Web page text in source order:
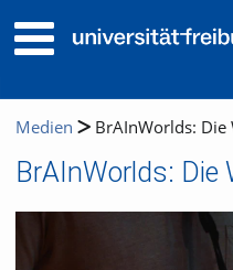
Medien BrAInWorlds: